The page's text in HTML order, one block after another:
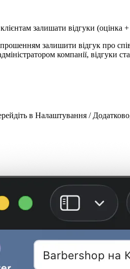
залишати відгуки (оцінка
залишити відгук про
компанії, відгуки
в Налаштування /